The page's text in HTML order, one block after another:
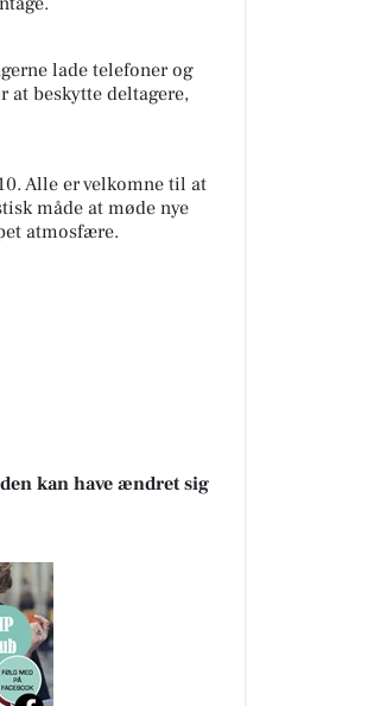
lade telefoner og
at beskytte deltagere,
Alle er velkomne til at
måde at møde nye
atmosfære.
kan have ændret sig